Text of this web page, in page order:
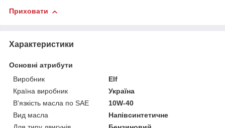
Приховати
Характеристики
Основні атрибути
Виробник
Elf
Країна виробник
Україна
В'язкість масла по SAE
10W-40
Вид масла
Напівсинтетичне